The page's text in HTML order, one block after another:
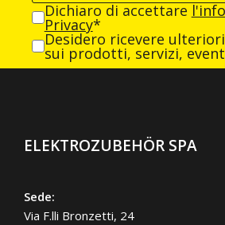
Dichiaro di accettare
Privacy*
Desidero ricevere
sui prodotti, servizi,
ELEKTROZUBEHÖR SPA
Sede:
Via F.lli Bronzetti, 24